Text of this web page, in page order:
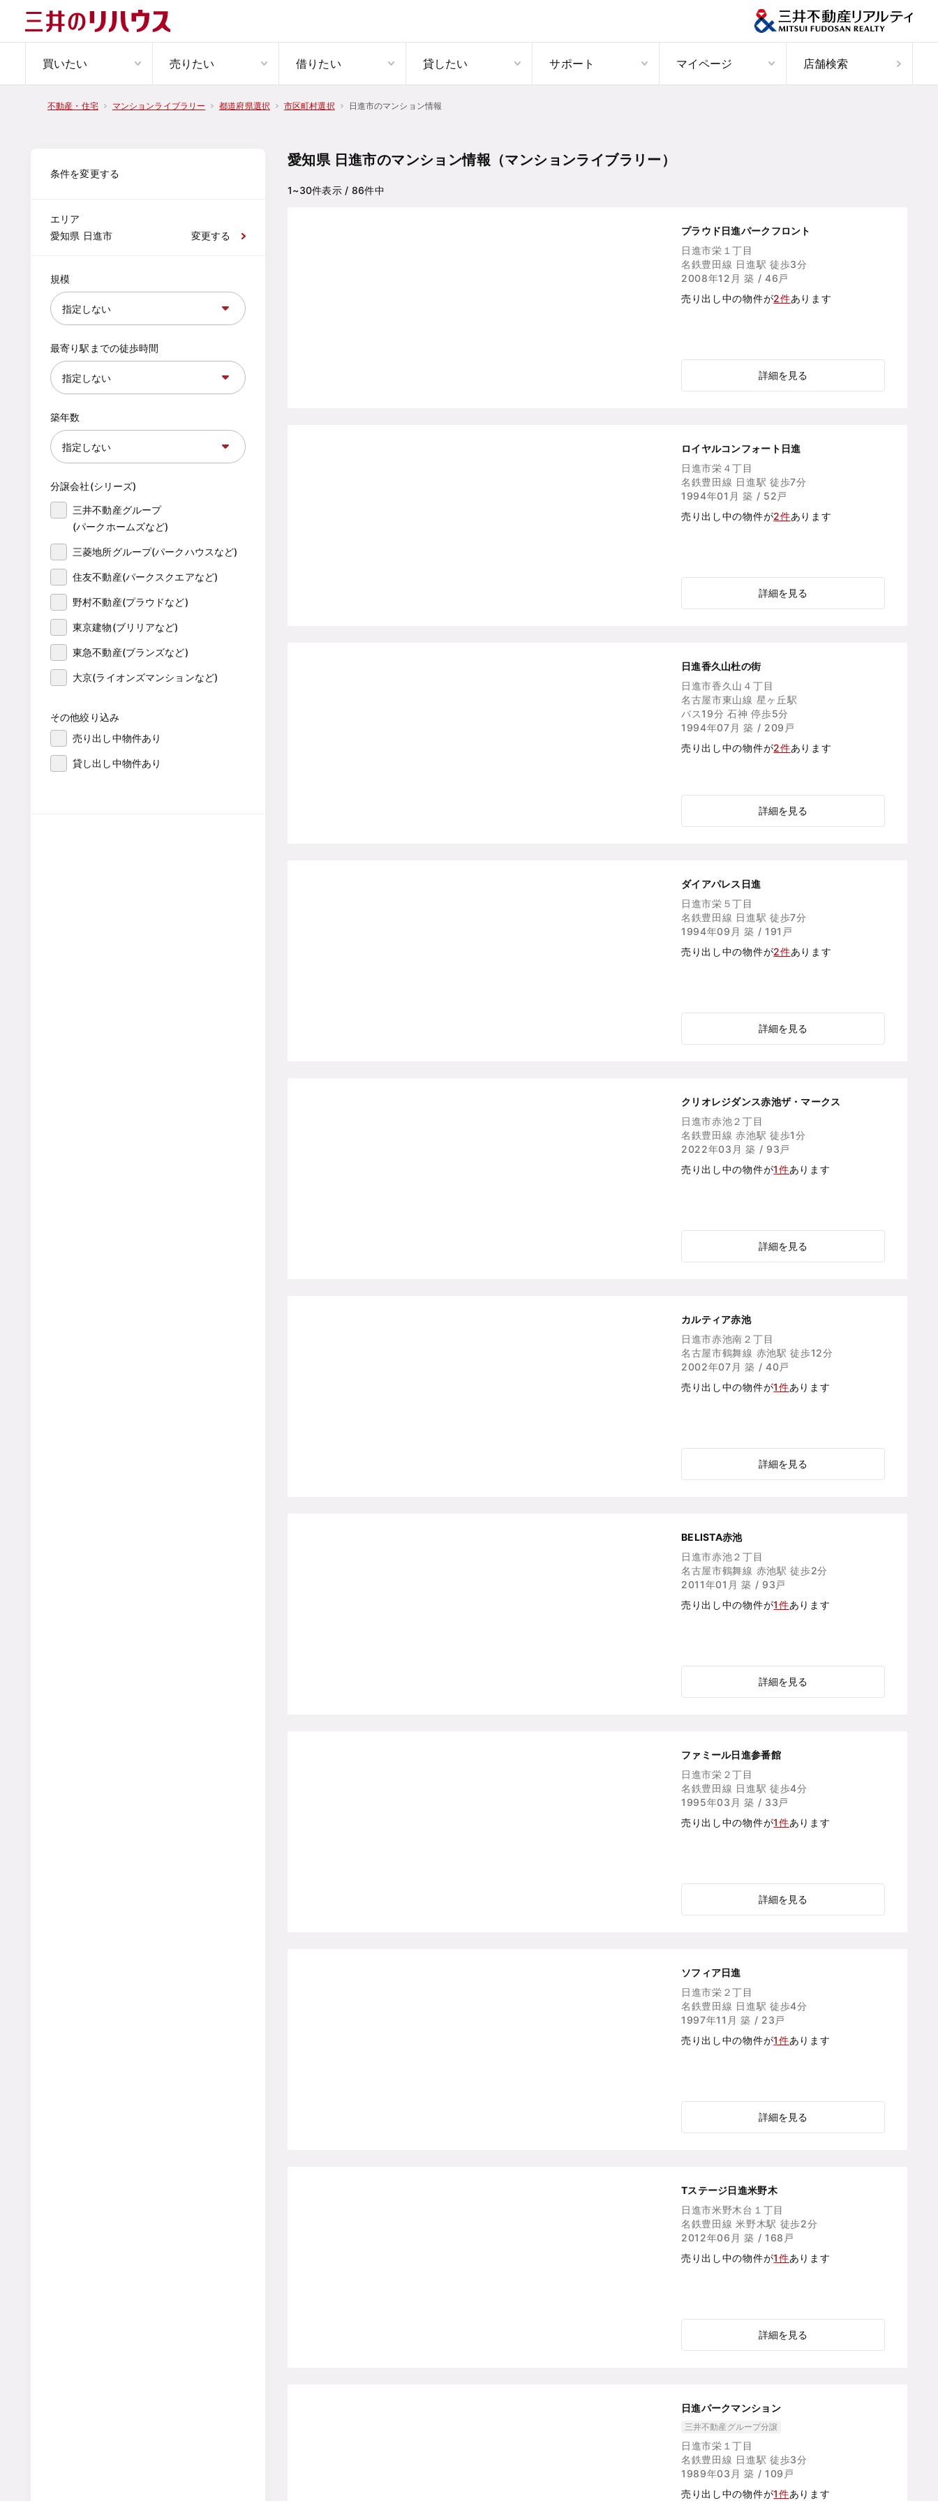
買いたい 売りたい 借りたい 貸したい サポート マイページ 店舗検索
不動産・住宅 マンションライブラリー 都道府県選択 市区町村選択 日進市のマンション情報
条件を変更する
エリア
愛知県 日進市
変更する
規模
最寄り駅までの徒歩時間
築年数
分譲会社(シリーズ)
三井不動産グループ
(パークホームズなど)
三菱地所グループ(パークハウスなど)
住友不動産(パークスクエアなど)
野村不動産(プラウドなど)
東京建物(ブリリアなど)
東急不動産(ブランズなど)
大京(ライオンズマンションなど)
その他絞り込み
売り出し中物件あり
貸し出し中物件あり
愛知県 日進市のマンション情報（マンションライブラリー）
1~30件表示/ 86件中
プラウド日進パークフロント
日進市栄１丁目
名鉄豊田線 日進駅 徒歩3分
2008年12月 築 / 46戸
売り出し中の物件が2件あります
詳細を見る
ロイヤルコンフォート日進
日進市栄４丁目
名鉄豊田線 日進駅 徒歩7分
1994年01月 築 / 52戸
売り出し中の物件が2件あります
詳細を見る
日進香久山杜の街
日進市香久山４丁目
名古屋市東山線 星ヶ丘駅
バス19分 石神 停歩5分
1994年07月 築 / 209戸
売り出し中の物件が2件あります
詳細を見る
ダイアパレス日進
日進市栄５丁目
名鉄豊田線 日進駅 徒歩7分
1994年09月 築 / 191戸
売り出し中の物件が2件あります
詳細を見る
クリオレジダンス赤池ザ・マークス
日進市赤池２丁目
名鉄豊田線 赤池駅 徒歩1分
2022年03月 築 / 93戸
売り出し中の物件が1件あります
詳細を見る
カルティア赤池
日進市赤池南２丁目
名古屋市鶴舞線 赤池駅 徒歩12分
2002年07月 築 / 40戸
売り出し中の物件が1件あります
詳細を見る
BELISTA赤池
日進市赤池２丁目
名古屋市鶴舞線 赤池駅 徒歩2分
2011年01月 築 / 93戸
売り出し中の物件が1件あります
詳細を見る
ファミール日進参番館
日進市栄２丁目
名鉄豊田線 日進駅 徒歩4分
1995年03月 築 / 33戸
売り出し中の物件が1件あります
詳細を見る
ソフィア日進
日進市栄２丁目
名鉄豊田線 日進駅 徒歩4分
1997年11月 築 / 23戸
売り出し中の物件が1件あります
詳細を見る
Tステージ日進米野木
日進市米野木台１丁目
名鉄豊田線 米野木駅 徒歩2分
2012年06月 築 / 168戸
売り出し中の物件が1件あります
詳細を見る
日進パークマンション
三井不動産グループ分譲
日進市栄１丁目
名鉄豊田線 日進駅 徒歩3分
1989年03月 築 / 109戸
売り出し中の物件が1件あります